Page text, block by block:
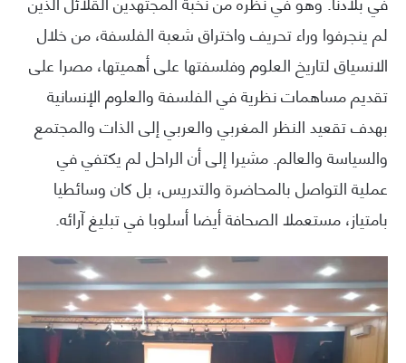
لم ينجرفوا وراء تحريف واختراق شعبة الفلسفة، من خلال
الانسياق لتاريخ العلوم وفلسفتها على أهميتها، مصرا على
تقديم مساهمات نظرية في الفلسفة والعلوم الإنسانية
بهدف تقعيد النظر المغربي والعربي إلى الذات والمجتمع
والسياسة والعالم. مشيرا إلى أن الراحل لم يكتفي في
عملية التواصل بالمحاضرة والتدريس، بل كان وسائطيا
بامتياز، مستعملا الصحافة أيضا أسلوبا في تبليغ آرائه.